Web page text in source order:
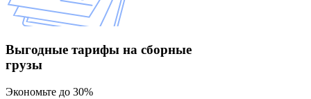
Выгодные тарифы на сборные
грузы
Экономьте до 30%